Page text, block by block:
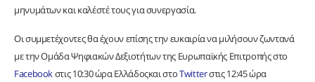
μηνυμάτων και καλέστέ τους για συνεργασία.
Οι συμμετέχοντες θα έχουν επίσης την ευκαιρία να μιλήσουν ζωντανά
με την Ομάδα Ψηφιακών Δεξιοτήτων της Ευρωπαϊκής Επιτροπής στο
Facebookστις 10:30 ώρα Ελλάδοςκαι στοTwitterστις 12:45 ώρα